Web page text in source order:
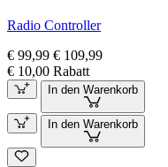
Radio Controller
€ 99,99 € 109,99
€ 10,00 Rabatt
In den Warenkorb
In den Warenkorb